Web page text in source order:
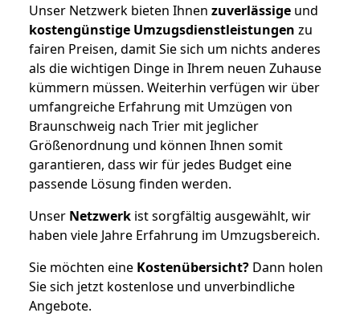
Unser Netzwerk bieten Ihnen zuverlässige und
kostengünstige Umzugsdienstleistungen zu
fairen Preisen, damit Sie sich um nichts anderes
als die wichtigen Dinge in Ihrem neuen Zuhause
kümmern müssen. Weiterhin verfügen wir über
umfangreiche Erfahrung mit Umzügen von
Braunschweig nach Trier mit jeglicher
Größenordnung und können Ihnen somit
garantieren, dass wir für jedes Budget eine
passende Lösung finden werden.
Unser Netzwerk ist sorgfältig ausgewählt, wir
haben viele Jahre Erfahrung im Umzugsbereich.
Sie möchten eine Kostenübersicht? Dann holen
Sie sich jetzt kostenlose und unverbindliche
Angebote.